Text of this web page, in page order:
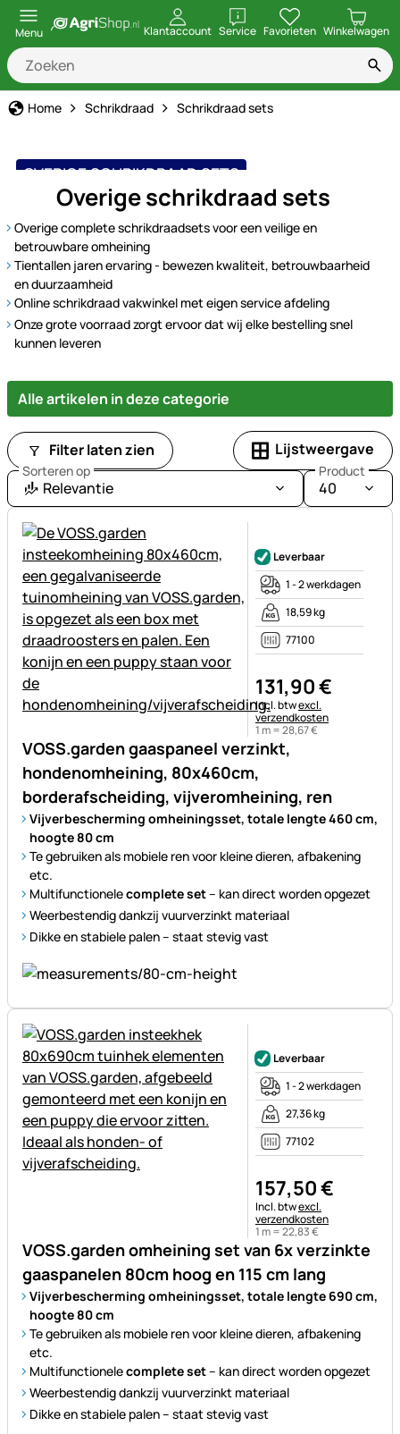
Menu Klantaccount ServiceopenenFavorieten Winkelwagen
Home Schrikdraad Schrikdraad sets
OVERIGE SCHRIKDRAAD SETS
Overige schrikdraad sets
Overige complete schrikdraadsets voor een veilige en
betrouwbare omheining
Tientallen jaren ervaring - bewezen kwaliteit, betrouwbaarheid
en duurzaamheid
Online schrikdraad vakwinkel met eigen service afdeling
Onze grote voorraad zorgt ervoor dat wij elke bestelling snel
kunnen leveren
Alle artikelen in deze categorie
Filter laten zien Lijstweergave
Sorteren op
Relevantie
Product
40
VOSS.garden gaaspaneel verzinkt,
hondenomheining, 80x460cm,
borderafscheiding, vijveromheining, ren
Vijverbescherming omheiningsset, totale lengte 460 cm,
hoogte 80 cm
Te gebruiken als mobiele ren voor kleine dieren, afbakening
etc.
Multifunctionelecomplete set– kan direct worden opgezet
Weerbestendig dankzij vuurverzinkt materiaal
Dikke en stabiele palen – staat stevig vast
Leverbaar
1 - 2 werkdagen
18,59 kg
77100
131,90€
Belastinginformatie:
Incl. btwexcl.
verzendkosten
1 m =28,67€
VOSS.garden omheining set van 6x verzinkte
gaaspanelen 80cm hoog en 115 cm lang
Vijverbescherming omheiningsset, totale lengte 690 cm,
hoogte 80 cm
Te gebruiken als mobiele ren voor kleine dieren, afbakening
etc.
Multifunctionelecomplete set– kan direct worden opgezet
Weerbestendig dankzij vuurverzinkt materiaal
Dikke en stabiele palen – staat stevig vast
Leverbaar
1 - 2 werkdagen
27,36 kg
77102
157,50€
Belastinginformatie:
Incl. btwexcl.
verzendkosten
1 m =22,83€